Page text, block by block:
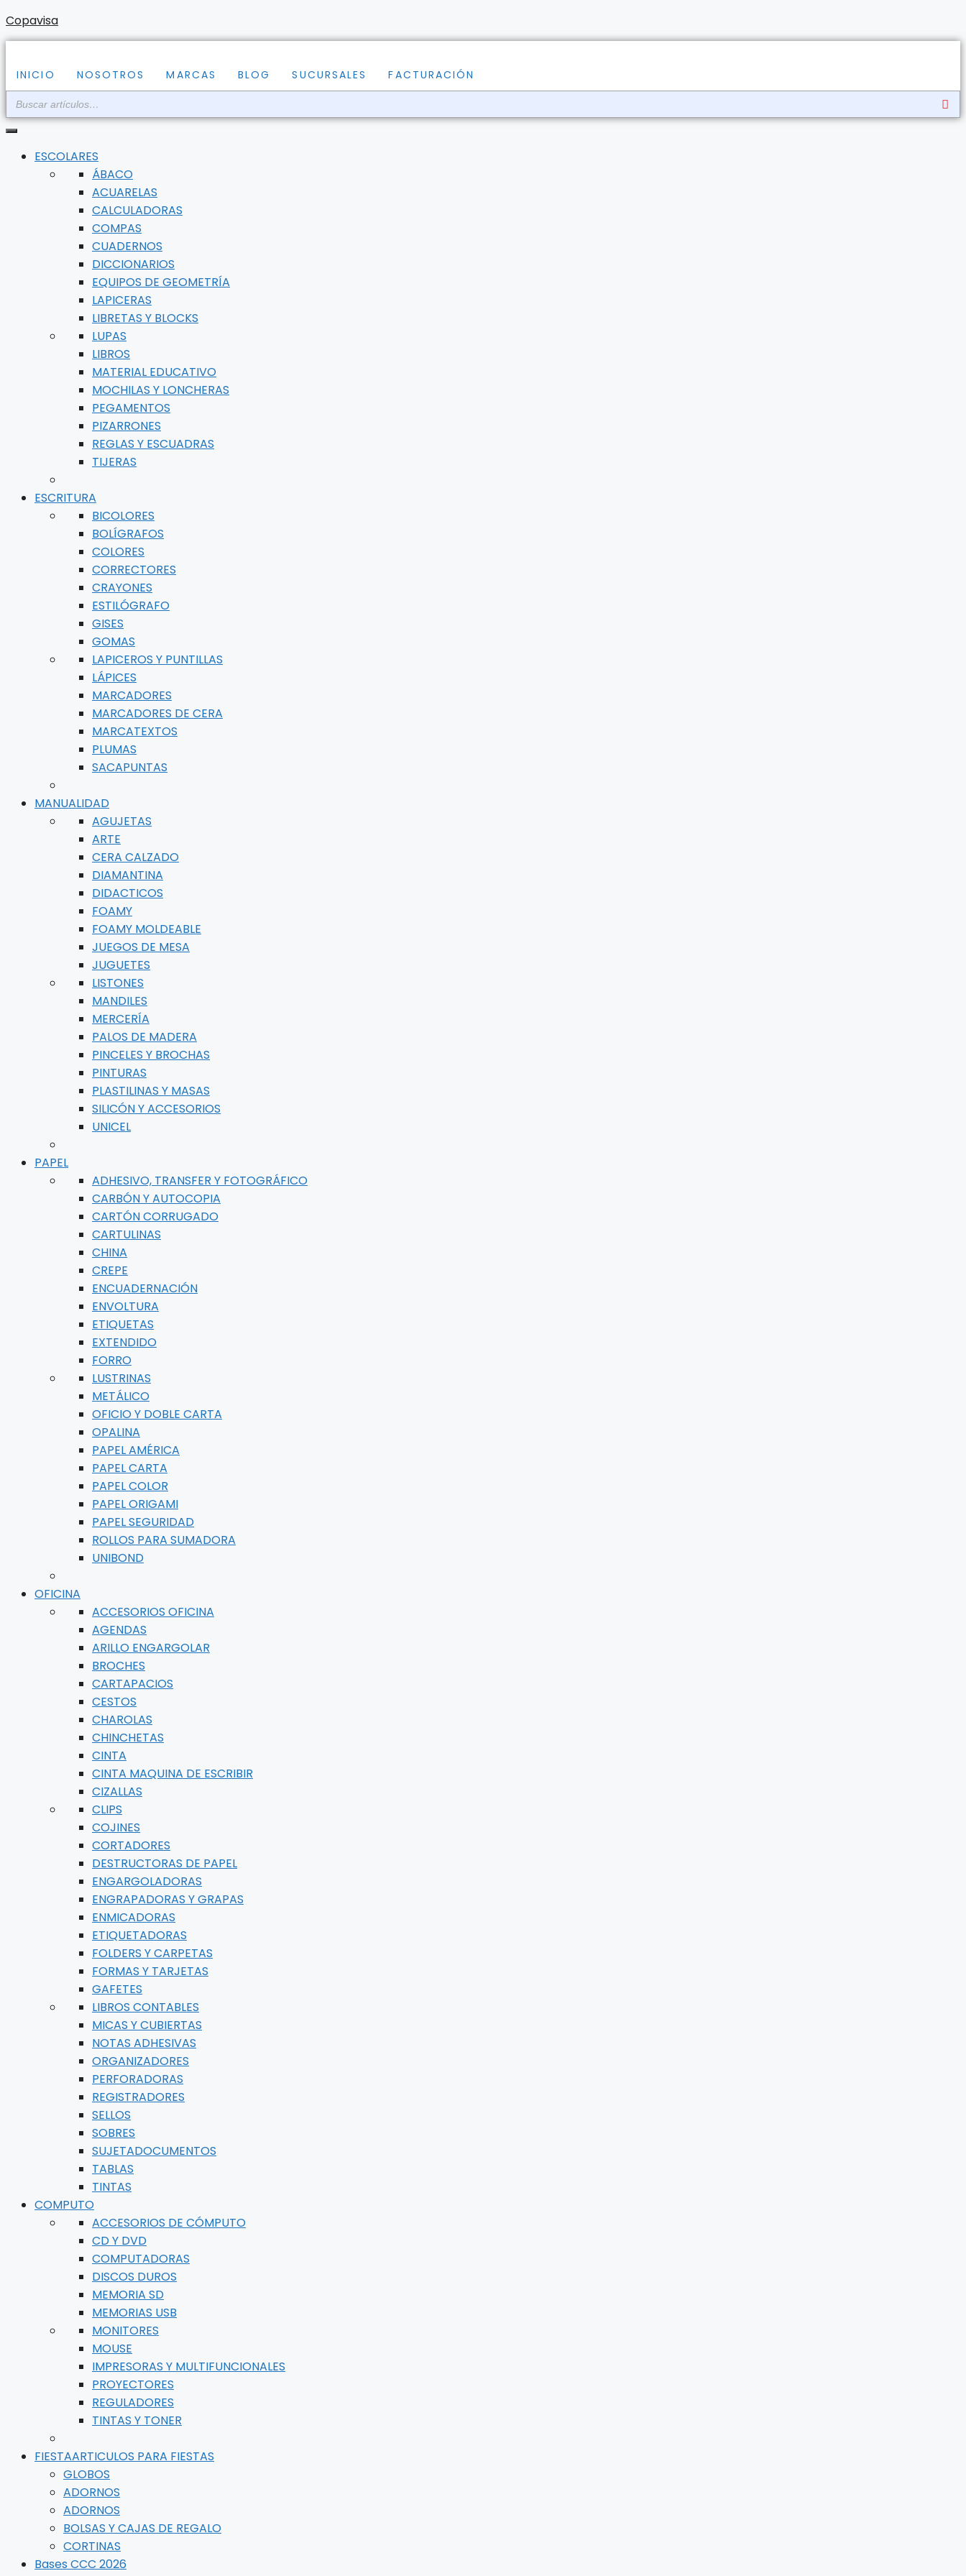
Saltar
al
Copavisa
INICIO NOSOTROS MARCAS BLOG SUCURSALES FACTURACIÓN
ESCOLARES
ÁBACO
ACUARELAS
CALCULADORAS
COMPAS
CUADERNOS
DICCIONARIOS
EQUIPOS DE GEOMETRÍA
LAPICERAS
LIBRETAS Y BLOCKS
LUPAS
LIBROS
MATERIAL EDUCATIVO
MOCHILAS Y LONCHERAS
PEGAMENTOS
PIZARRONES
REGLAS Y ESCUADRAS
TIJERAS
ESCRITURA
BICOLORES
BOLÍGRAFOS
COLORES
CORRECTORES
CRAYONES
ESTILÓGRAFO
GISES
GOMAS
LAPICEROS Y PUNTILLAS
LÁPICES
MARCADORES
MARCADORES DE CERA
MARCATEXTOS
PLUMAS
SACAPUNTAS
MANUALIDAD
AGUJETAS
ARTE
CERA CALZADO
DIAMANTINA
DIDACTICOS
FOAMY
FOAMY MOLDEABLE
JUEGOS DE MESA
JUGUETES
LISTONES
MANDILES
MERCERÍA
PALOS DE MADERA
PINCELES Y BROCHAS
PINTURAS
PLASTILINAS Y MASAS
SILICÓN Y ACCESORIOS
UNICEL
PAPEL
ADHESIVO, TRANSFER Y FOTOGRÁFICO
CARBÓN Y AUTOCOPIA
CARTÓN CORRUGADO
CARTULINAS
CHINA
CREPE
ENCUADERNACIÓN
ENVOLTURA
ETIQUETAS
EXTENDIDO
FORRO
LUSTRINAS
METÁLICO
OFICIO Y DOBLE CARTA
OPALINA
PAPEL AMÉRICA
PAPEL CARTA
PAPEL COLOR
PAPEL ORIGAMI
PAPEL SEGURIDAD
ROLLOS PARA SUMADORA
UNIBOND
OFICINA
ACCESORIOS OFICINA
AGENDAS
ARILLO ENGARGOLAR
BROCHES
CARTAPACIOS
CESTOS
CHAROLAS
CHINCHETAS
CINTA
CINTA MAQUINA DE ESCRIBIR
CIZALLAS
CLIPS
COJINES
CORTADORES
DESTRUCTORAS DE PAPEL
ENGARGOLADORAS
ENGRAPADORAS Y GRAPAS
ENMICADORAS
ETIQUETADORAS
FOLDERS Y CARPETAS
FORMAS Y TARJETAS
GAFETES
LIBROS CONTABLES
MICAS Y CUBIERTAS
NOTAS ADHESIVAS
ORGANIZADORES
PERFORADORAS
REGISTRADORES
SELLOS
SOBRES
SUJETADOCUMENTOS
TABLAS
TINTAS
COMPUTO
ACCESORIOS DE CÓMPUTO
CD Y DVD
COMPUTADORAS
DISCOS DUROS
MEMORIA SD
MEMORIAS USB
MONITORES
MOUSE
IMPRESORAS Y MULTIFUNCIONALES
PROYECTORES
REGULADORES
TINTAS Y TONER
FIESTAARTICULOS PARA FIESTAS
GLOBOS
ADORNOS
ADORNOS
BOLSAS Y CAJAS DE REGALO
CORTINAS
Bases CCC 2026